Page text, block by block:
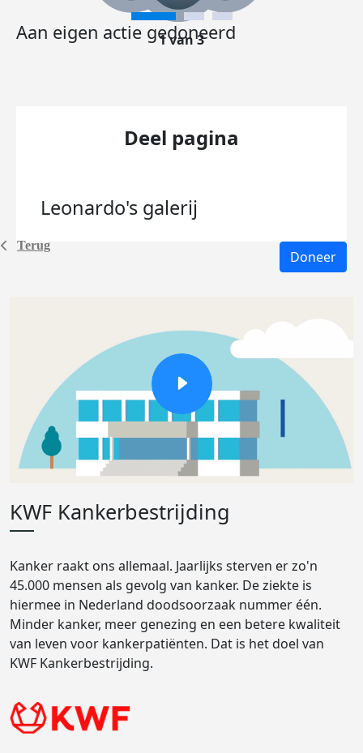
Terug
Aan eigen actie gedoneerd
1 van 3
Deel pagina
Leonardo's galerij
Doneer
KWF Kankerbestrijding
Kanker raakt ons allemaal. Jaarlijks sterven er zo'n
45.000 mensen als gevolg van kanker. De ziekte is
hiermee in Nederland doodsoorzaak nummer één.
Minder kanker, meer genezing en een betere kwaliteit
van leven voor kankerpatiënten. Dat is het doel van
KWF Kankerbestrijding.